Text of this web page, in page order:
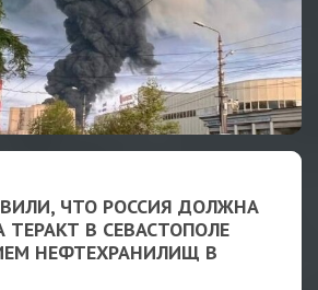
ЧТО РОССИЯ ДОЛЖНА
ТЕРАКТ В СЕВАСТОПОЛЕ
НЕФТЕХРАНИЛИЩ В